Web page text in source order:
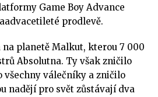
Game Boy Advance
prodlevě.
planetě Malkut, kterou 7 000
Absolutna. Ty však zničilo
všechny válečníky a zničilo
nadějí pro svět zůstávají dva